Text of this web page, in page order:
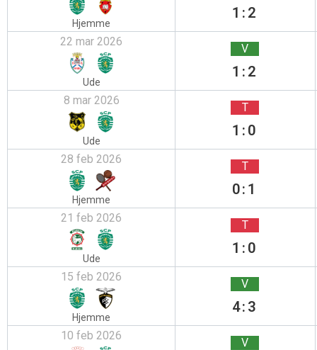
Hjemme
1:2
22 mar 2026
Ude
V
1:2
8 mar 2026
Ude
T
1:0
28 feb 2026
Hjemme
T
0:1
21 feb 2026
Ude
T
1:0
15 feb 2026
Hjemme
V
4:3
10 feb 2026 V